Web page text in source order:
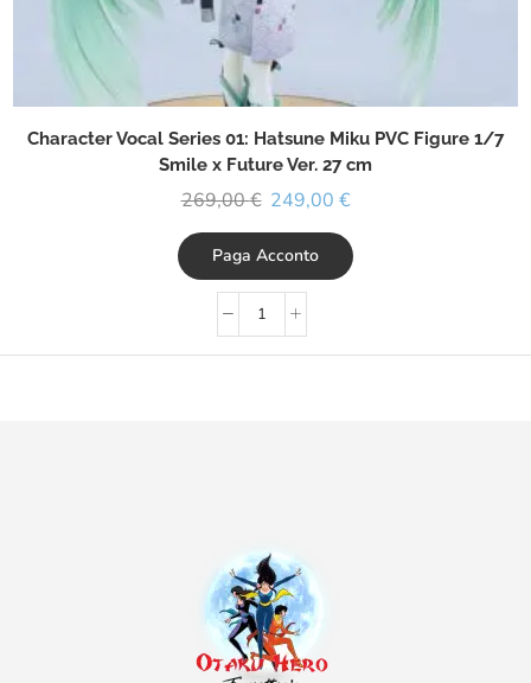
Character Vocal Series 01: Hatsune Miku PVC Figure 1/7
Smile x Future Ver. 27 cm
269,00€ 249,00 €
Paga Acconto